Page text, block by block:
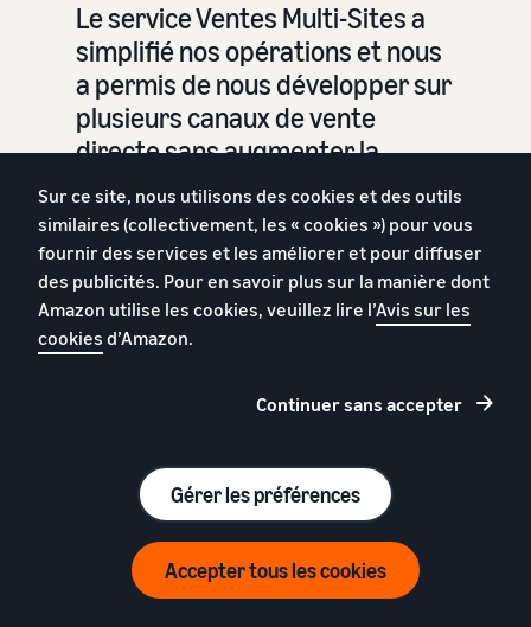
Le service Ventes Multi-Sites a
simplifié nos opérations et nous
a permis de nous développer sur
plusieurs canaux de vente
directe sans augmenter la
complexité de la chaîne
d’approvisionnement. La
livraison rapide et fiable
d’Amazon permet à tous nos
clients de bénéficier de la
meilleure expérience, quel que
Tyler Coopman
etailz
Sur ce site, nous utilisons des cookies et des outils
similaires (collectivement, les « cookies ») pour vous
fournir des services et les améliorer et pour diffuser
des publicités. Pour en savoir plus sur la manière dont
Amazon utilise les cookies, veuillez lire l’Avis sur les
cookies d’Amazon.
Continuer sans accepter
Gérer les préférences
Accepter tous les cookies